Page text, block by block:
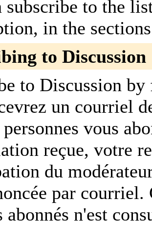
subscribe to the
in the
to Discussion
to Discussion
un courriel
personnes vous
reçue, votre
du
par
abonnés n'est